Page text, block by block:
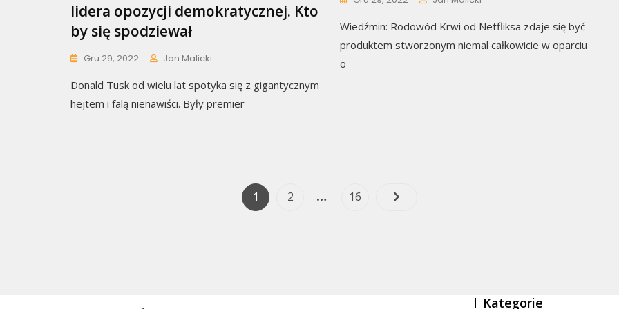
Wiedźmin: Rodowód Krwi od Netfliksa zdaje się być
produktem stworzonym niemal całkowicie w oparciu
o
lidera opozycji demokratycznej. Kto
by się spodziewał
Gru 29, 2022 Jan Malicki
Donald Tusk od wielu lat spotyka się z gigantycznym
hejtem i falą nienawiści. Były premier
Nawigacja
Page
1 Page
2 … Page
16
Kategorie